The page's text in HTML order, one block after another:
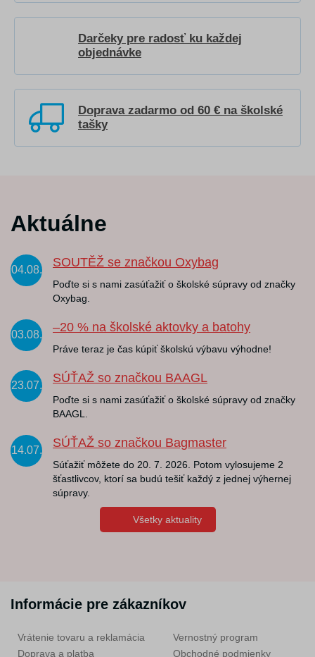
Darčeky pre radosť ku každej
objednávke
Doprava zadarmo od 60 € na školské
tašky
Aktuálne
04.08.
SOUTĚŽ se značkou Oxybag
Poďte si s nami zasúťažiť o školské súpravy od značky
Oxybag.
03.08.
–20 % na školské aktovky a batohy
Práve teraz je čas kúpiť školskú výbavu výhodne!
23.07.
SÚŤAŽ so značkou BAAGL
Poďte si s nami zasúťažiť o školské súpravy od značky
BAAGL.
14.07.
SÚŤAŽ so značkou Bagmaster
Súťažiť môžete do 20. 7. 2026. Potom vylosujeme 2
šťastlivcov, ktorí sa budú tešiť každý z jednej výhernej
súpravy.
Všetky aktuality
Informácie pre zákazníkov
Vrátenie tovaru a reklamácia
Doprava a platba
Vernostný program
Obchodné podmienky